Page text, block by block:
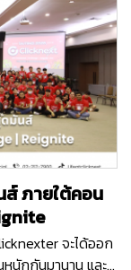
ภายใต้คอน
จะได้ออก
นักกันมานาน และ